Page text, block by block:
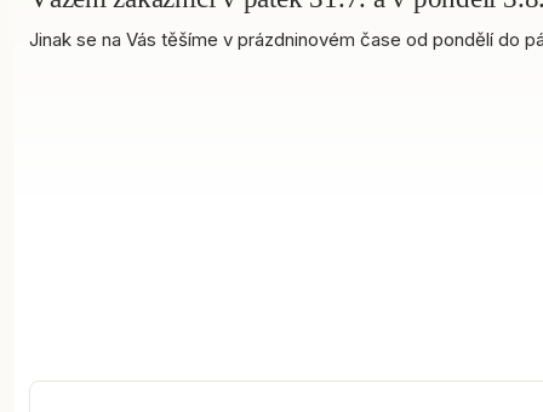
Jinak se na Vás těšíme v prázdninovém čase od pondělí do